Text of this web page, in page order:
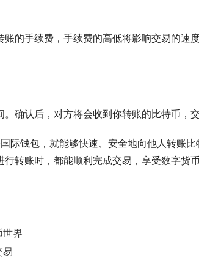
的手续费，手续费的高低将影响交易的速
确认后，对方将会收到你转账的比特币，交
际钱包，就能够快速、安全地向他人转账
转账时，都能顺利完成交易，享受数字货
世界
易